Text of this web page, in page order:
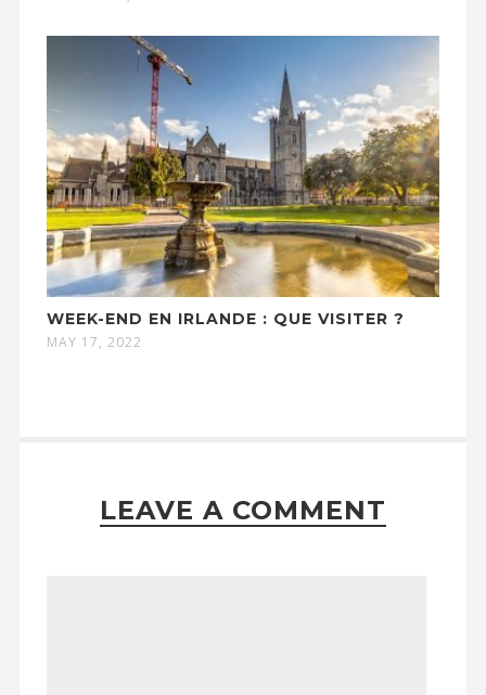
WEEK-END EN IRLANDE : QUE VISITER ?
MAY 17, 2022
LEAVE A COMMENT